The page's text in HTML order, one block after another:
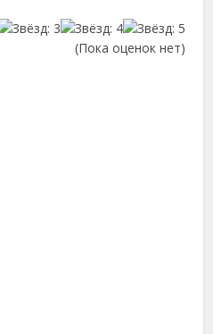
(Пока оценок нет)